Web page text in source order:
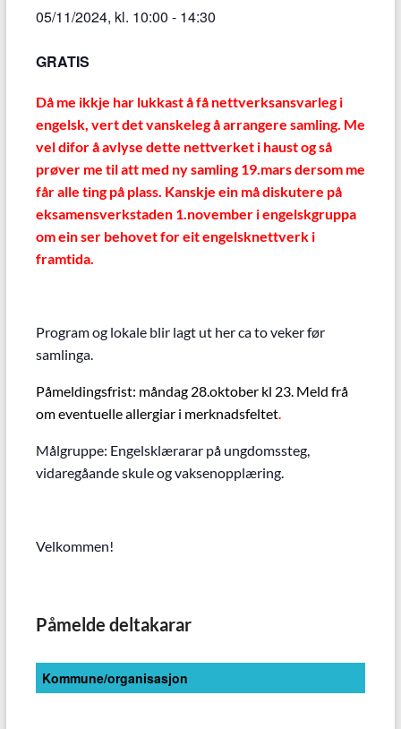
05/11/2024, kl. 10:00 - 14:30
GRATIS
Då me ikkje har lukkast å få nettverksansvarleg i
engelsk, vert det vanskeleg å arrangere samling. Me
vel difor å avlyse dette nettverket i haust og så
prøver me til att med ny samling 19.mars dersom me
får alle ting på plass. Kanskje ein må diskutere på
eksamensverkstaden 1.november i engelskgruppa
om ein ser behovet for eit engelsknettverk i
framtida.
Program og lokale blir lagt ut her ca to veker før
samlinga.
Påmeldingsfrist: måndag 28.oktober kl 23. Meld frå
om eventuelle allergiar i merknadsfeltet.
Målgruppe: Engelsklærarar på ungdomssteg,
vidaregåande skule og vaksenopplæring.
Velkommen!
Påmelde deltakarar
Kommune/organisasjon